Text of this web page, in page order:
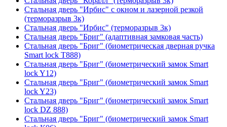
Стальная дверь "Ирбис" с окном и лазерной резкой
(терморазрыв 3к)
Стальная дверь "Ирбис" (терморазрыв 3к)
Стальная дверь "Бриг" (адаптивная замковая часть)
Стальная дверь "Бриг" (биометрическая дверная ручка
Smart lock T888)
Стальная дверь "Бриг" (биометрический замок Smart
lock Y12)
Стальная дверь "Бриг" (биометрический замок Smart
lock Y23)
Стальная дверь "Бриг" (биометрический замок Smart
lock DZ 888)
Стальная дверь "Бриг" (биометрический замок Smart